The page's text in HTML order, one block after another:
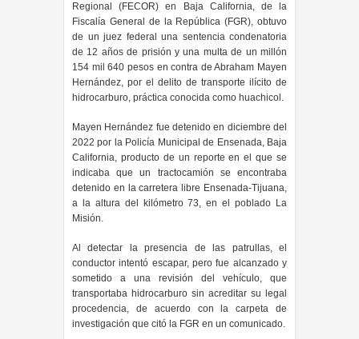
Regional (FECOR) en Baja California, de la
Fiscalía General de la República (FGR), obtuvo
de un juez federal una sentencia condenatoria
de 12 años de prisión y una multa de un millón
154 mil 640 pesos en contra de Abraham Mayen
Hernández, por el delito de transporte ilícito de
hidrocarburo, práctica conocida como huachicol.
Mayen Hernández fue detenido en diciembre del
2022 por la Policía Municipal de Ensenada, Baja
California, producto de un reporte en el que se
indicaba que un tractocamión se encontraba
detenido en la carretera libre Ensenada-Tijuana,
a la altura del kilómetro 73, en el poblado La
Misión.
Al detectar la presencia de las patrullas, el
conductor intentó escapar, pero fue alcanzado y
sometido a una revisión del vehículo, que
transportaba hidrocarburo sin acreditar su legal
procedencia, de acuerdo con la carpeta de
investigación que citó la FGR en un comunicado.